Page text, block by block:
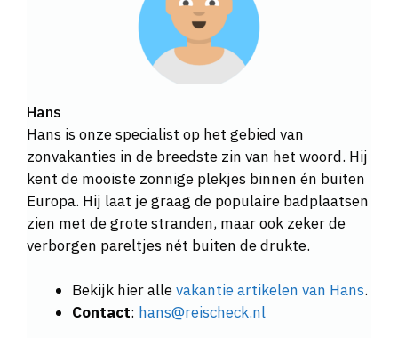
Hans
Hans is onze specialist op het gebied van
zonvakanties in de breedste zin van het woord. Hij
kent de mooiste zonnige plekjes binnen én buiten
Europa. Hij laat je graag de populaire badplaatsen
zien met de grote stranden, maar ook zeker de
verborgen pareltjes nét buiten de drukte.
Bekijk hier allevakantie artikelen van Hans.
Contact: hans@reischeck.nl